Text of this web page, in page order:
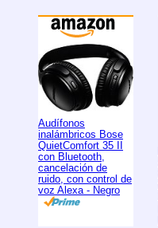
Audífonos
inalámbricos Bose
QuietComfort 35 II
con Bluetooth,
cancelación de
ruido, con control de
voz Alexa - Negro